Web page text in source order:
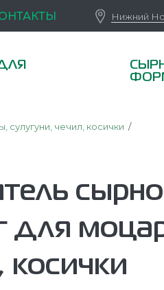
Нижний
чечил, косички
для
косички